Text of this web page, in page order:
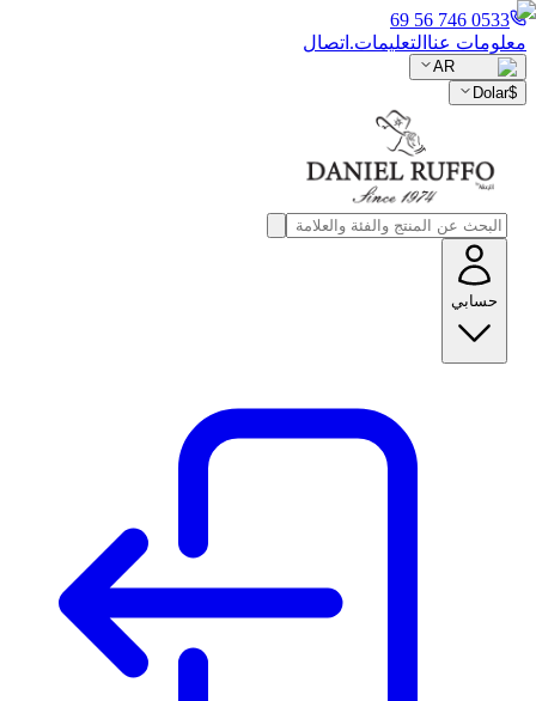
0533 746 56 69
معلومات عنا التعليمات. اتصال
AR
$
Dolar
حسابي